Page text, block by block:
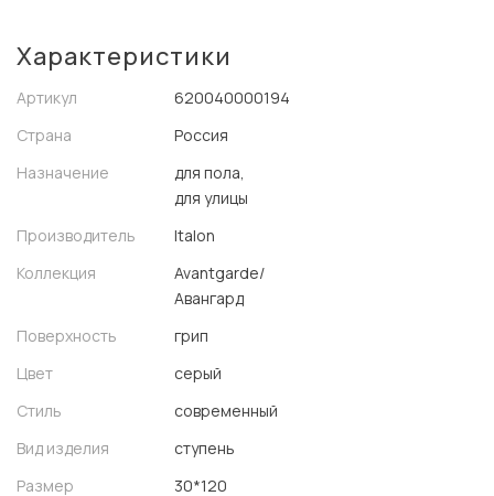
Характеристики
Артикул
620040000194
Страна
Россия
Назначение
для пола,
для улицы
Производитель
Italon
Коллекция
Avantgarde/
Авангард
Поверхность
грип
Цвет
серый
Стиль
современный
Вид изделия
ступень
Размер
30*120